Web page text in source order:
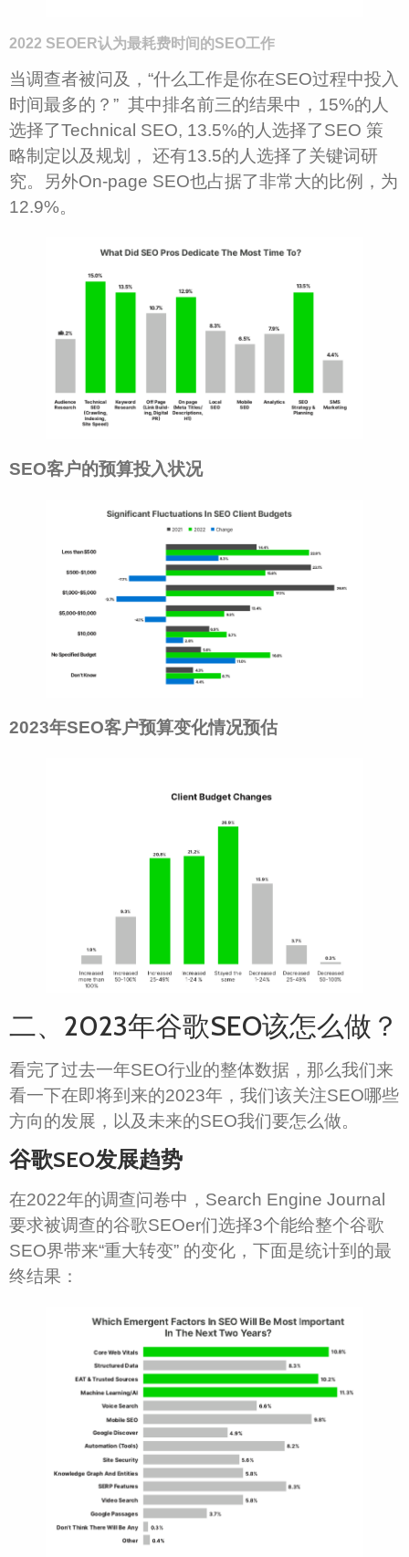
2022 SEOER认为最耗费时间的SEO工作
当调查者被问及，“什么工作是你在SEO过程中投入
时间最多的？” 其中排名前三的结果中，15%的人
选择了Technical SEO, 13.5%的人选择了SEO 策
略制定以及规划， 还有13.5的人选择了关键词研
究。另外On-page SEO也占据了非常大的比例，为
12.9%。
SEO客户的预算投入状况
2023年SEO客户预算变化情况预估
二、2023年谷歌SEO该怎么做？
看完了过去一年SEO行业的整体数据，那么我们来
看一下在即将到来的2023年，我们该关注SEO哪些
方向的发展，以及未来的SEO我们要怎么做。
谷歌SEO发展趋势
在2022年的调查问卷中，Search Engine Journal
要求被调查的谷歌SEOer们选择3个能给整个谷歌
SEO界带来“重大转变” 的变化，下面是统计到的最
终结果：